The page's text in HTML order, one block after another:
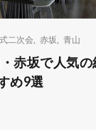
二次会 赤坂 青山
赤坂で人気
め9選